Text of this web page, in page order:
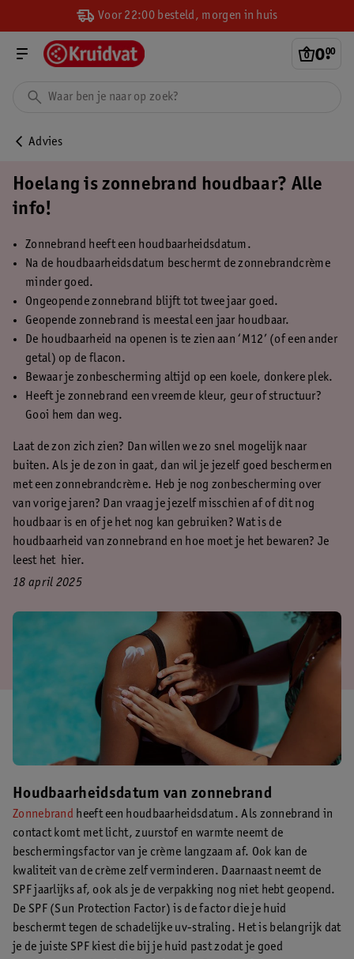
Voor 22:00 besteld, morgen in huis
0.
00
Advies
Hoelang is zonnebrand houdbaar? Alle
info!
Zonnebrand heeft een houdbaarheidsdatum.
Na de houdbaarheidsdatum beschermt de zonnebrandcrème
minder goed.
Ongeopende zonnebrand blijft tot twee jaar goed.
Geopende zonnebrand is meestal een jaar houdbaar.
De houdbaarheid na openen is te zien aan ‘M12’ (of een ander
getal) op de flacon.
Bewaar je zonbescherming altijd op een koele, donkere plek.
Heeft je zonnebrand een vreemde kleur, geur of structuur?
Gooi hem dan weg.
Laat de zon zich zien? Dan willen we zo snel mogelijk naar
buiten. Als je de zon in gaat, dan wil je jezelf goed beschermen
met een zonnebrandcrème. Heb je nog zonbescherming over
van vorige jaren? Dan vraag je jezelf misschien af of dit nog
houdbaar is en of je het nog kan gebruiken? Wat is de
houdbaarheid van zonnebrand en hoe moet je het bewaren? Je
leest het hier.
18 april 2025
Houdbaarheidsdatum van zonnebrand
Zonnebrand heeft een houdbaarheidsdatum. Als zonnebrand in
contact komt met licht, zuurstof en warmte neemt de
beschermingsfactor van je crème langzaam af. Ook kan de
kwaliteit van de crème zelf verminderen. Daarnaast neemt de
SPF jaarlijks af, ook als je de verpakking nog niet hebt geopend.
De SPF (Sun Protection Factor) is de factor die je huid
beschermt tegen de schadelijke uv-straling. Het is belangrijk dat
je de juiste SPF kiest die bij je huid past zodat je goed